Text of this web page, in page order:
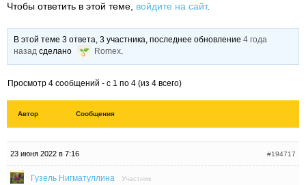
Чтобы ответить в этой теме, войдите на сайт.
В этой теме 3 ответа, 3 участника, последнее обновление4 года
назад сделано Romex.
Просмотр 4 сообщений - с 1 по 4 (из 4 всего)
Автор Сообщения
23 июня 2022 в 7:16 #194717
Гузель Нигматуллина Участник